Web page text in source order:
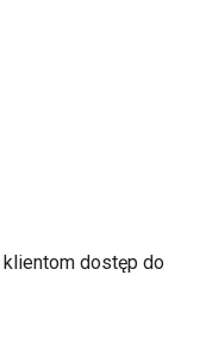
dostęp do